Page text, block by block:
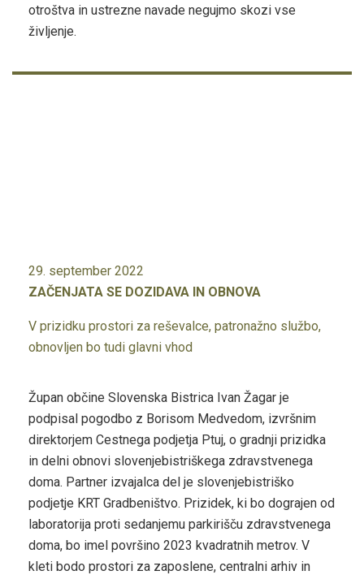
otroštva in ustrezne navade negujmo skozi vse
življenje.
29. september 2022
ZAČENJATA SE DOZIDAVA IN OBNOVA
V prizidku prostori za reševalce, patronažno službo,
obnovljen bo tudi glavni vhod
Župan občine Slovenska Bistrica Ivan Žagar je
podpisal pogodbo z Borisom Medvedom, izvršnim
direktorjem Cestnega podjetja Ptuj, o gradnji prizidka
in delni obnovi slovenjebistriškega zdravstvenega
doma. Partner izvajalca del je slovenjebistriško
podjetje KRT Gradbeništvo. Prizidek, ki bo dograjen od
laboratorija proti sedanjemu parkirišču zdravstvenega
doma, bo imel površino 2023 kvadratnih metrov. V
kleti bodo prostori za zaposlene, centralni arhiv in